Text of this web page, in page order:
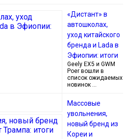
«Дистант» в
автошколах,
уход китайского
бренда и Lada в
Эфиопии: итоги
Geely EX5 и GWM
Poer вошли в
список ожидаемых
новинок …
Массовые
увольнения,
новый бренд из
Кореи и